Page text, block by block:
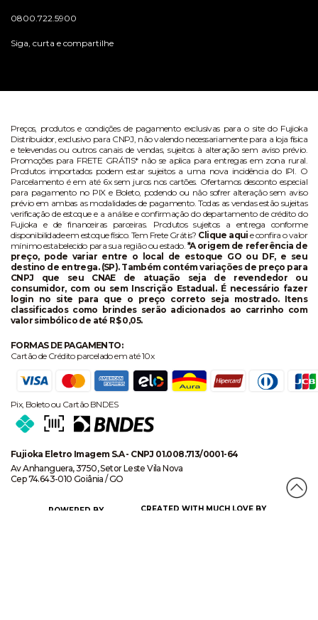
0800.722.5900
Siga, curta e compartilhe
Preços, produtos e condições de pagamento exclusivas para o site do Fujioka
Distribuidor, exclusivo para CNPJ, não valendo necessariamente para a loja física
e televendas ou outros canais de vendas, sujeitos à alteração sem aviso prévio.
Promoções para FRETE GRÁTIS* não se aplica para entregas em zona rural.
Produtos importados podem estar sujeitos a uma nova incidência do IPI. O
Parcelamento é em até 6x sem juros nos cartões. Ofertamos desconto especial
para pagamento no PIX e Boleto, podendo ou não sofrer alteração sem aviso
prévio em ambas as modalidades de pagamento. Todas as vendas estão sujeitas
verificação de estoque e a análise e confirmação do departamento de crédito do
Fujioka e de financeiras parceiras. Produtos sujeitos a entrega conforme
disponibilidade em estoque físico. Tem Frete Grátis? Clique aqui e confira o valor
mínimo estabelecido para sua região ou estado. *A origem de referência de
preço, pode variar entre o local de estoque GO ou DF, e seu
destino de entrega. (SP). Também contém variações de preço para
CNPJ que seu CNAE de atuação seja de revendedor ou
consumidor, com ou sem Inscrição Estadual. É necessário fazer
login no site para que o preço correto seja mostrado. Itens
classificados como brindes serão adicionados ao carrinho com
valor simbólico de até R$ 0,05.
FORMAS DE PAGAMENTO:
Cartão de Crédito parcelado em até 10x
Pix, Boleto ou Cartão BNDES
Fujioka Eletro Imagem S.A - CNPJ 01.008.713/0001-64
Av Anhanguera, 3750, Setor Leste Vila Nova
Cep 74.643-010 Goiânia / GO
POWERED BY CREATED WITH MUCH LOVE BY